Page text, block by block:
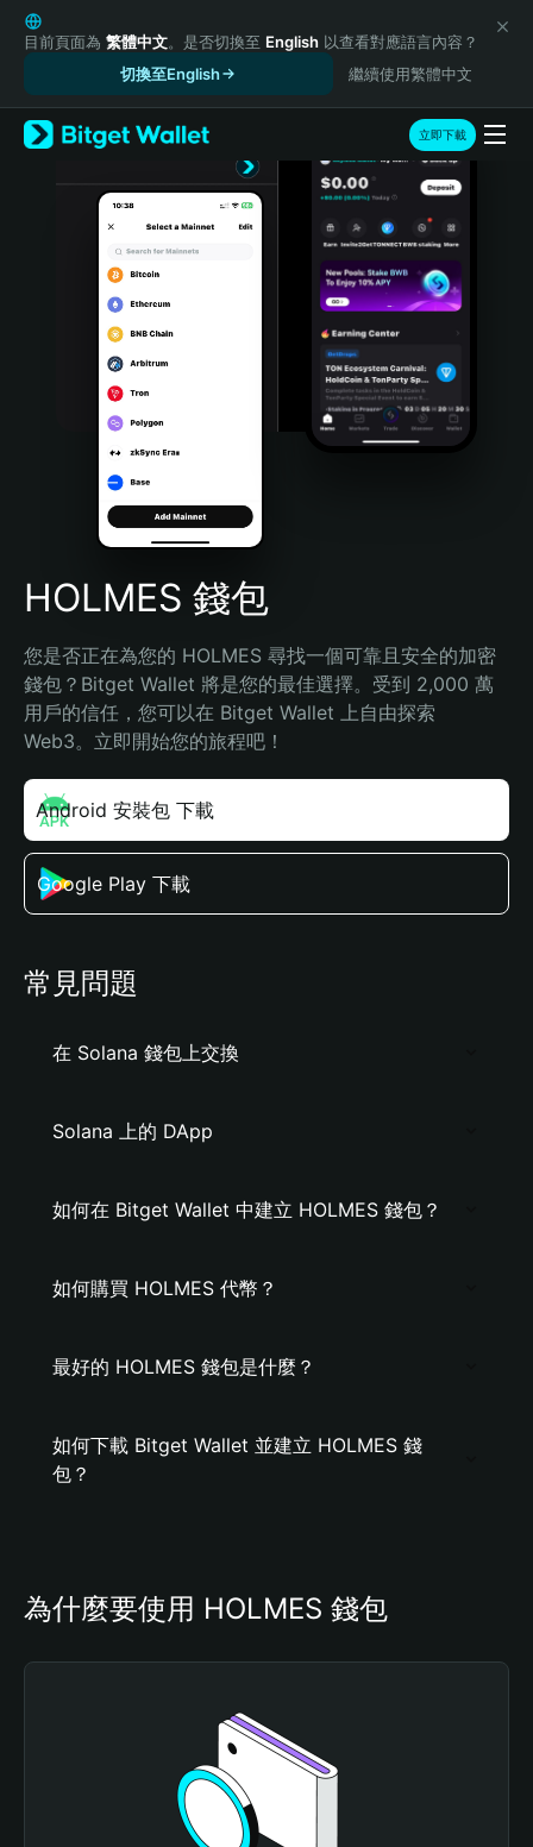
English
日本語
Русский
Español (Latinoamérica)
Türkçe
Português (Portugal)
Bahasa Indonesia
Português (Brasil)
Español (Argentina)
目前頁面為 繁體中文。是否切換至 English 以查看對應語言內容？
切換至English
繼續使用繁體中文
立即下載
HOLMES 錢包
您是否正在為您的 HOLMES 尋找一個可靠且安全的加密
錢包？Bitget Wallet 將是您的最佳選擇。受到 2,000 萬
用戶的信任，您可以在 Bitget Wallet 上自由探索
Web3。立即開始您的旅程吧！
Android 安裝包 下載
Google Play 下載
常見問題
在 Solana 錢包上交換
Solana 上的 DApp
如何在 Bitget Wallet 中建立 HOLMES 錢包？
如何購買 HOLMES 代幣？
最好的 HOLMES 錢包是什麼？
如何下載 Bitget Wallet 並建立 HOLMES 錢
包？
為什麼要使用 HOLMES 錢包